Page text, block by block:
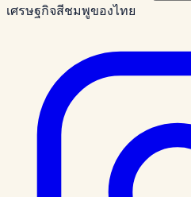
เศรษฐกิจสีชมพูของไทย